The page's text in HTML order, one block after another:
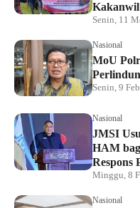
Kakanwil
Senin, 11
Nasional
MoU
Senin, 9
Nasional
JMSI
HAM
Respons
Minggu, 8
Nasional